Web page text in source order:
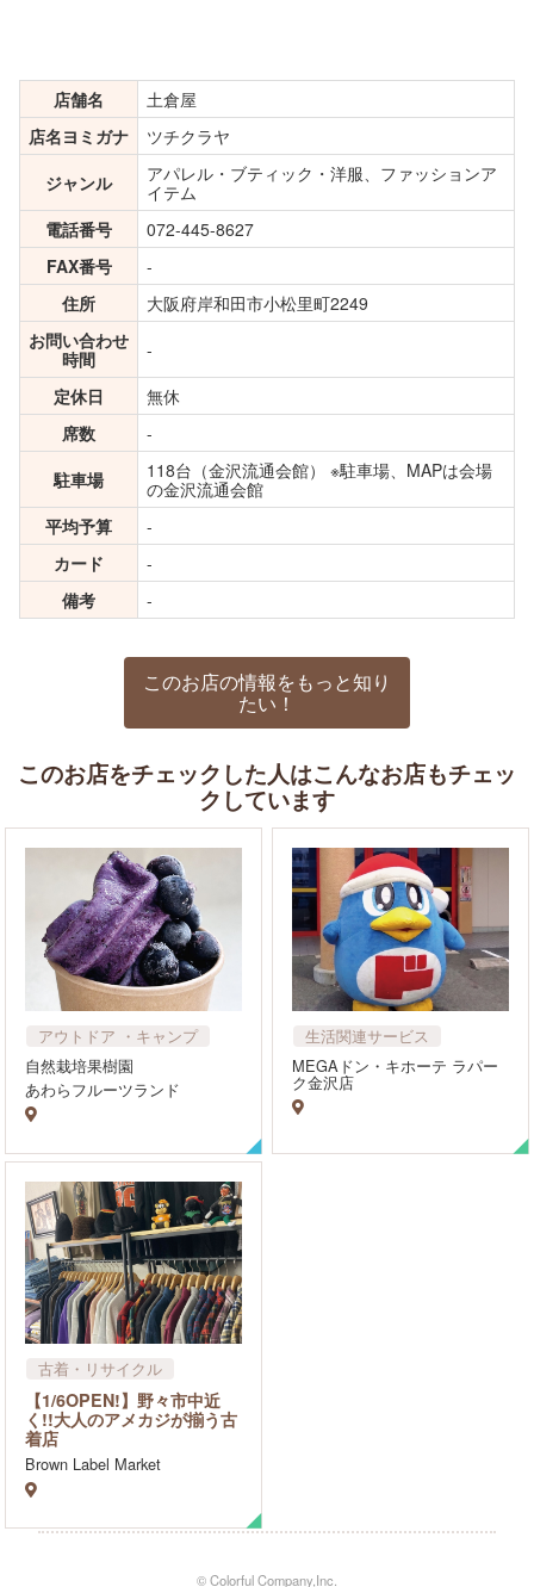
店舗名
土倉屋
店名ヨミガナ
ツチクラヤ
ジャンル
アパレル・ブティック・洋服、ファッションア
イテム
電話番号
072-445-8627
FAX番号
-
住所
大阪府岸和田市小松里町2249
お問い合わせ
時間
-
定休日
無休
席数
-
駐車場
118台（金沢流通会館） ※駐車場、MAPは会場
の金沢流通会館
平均予算
-
カード
-
備考
-
このお店の情報をもっと知り
たい！
このお店をチェックした人はこんなお店もチェッ
クしています
アウトドア​ ・キャンプ
水族館・動物園・植物園
カフェ・スイーツ
自然栽培果樹園
あわらフルーツランド
生活関連サービス
雑貨
食品
MEGAドン・キホーテ ラパー
ク金沢店
古着・リサイクル
アパレル・ブティック・洋
服
【1/6OPEN!】野々市中近
く!!大人のアメカジが揃う古
着店
Brown Label Market
© Colorful Company,Inc.